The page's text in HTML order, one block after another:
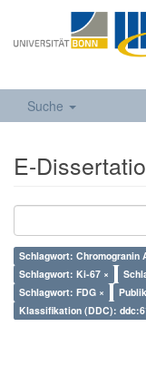
Suche
E-
Schlagwort: Chromogranin
Schlagwort: Ki-67 ×
Schlagwort: FDG ×
Klassifikation (DDC):